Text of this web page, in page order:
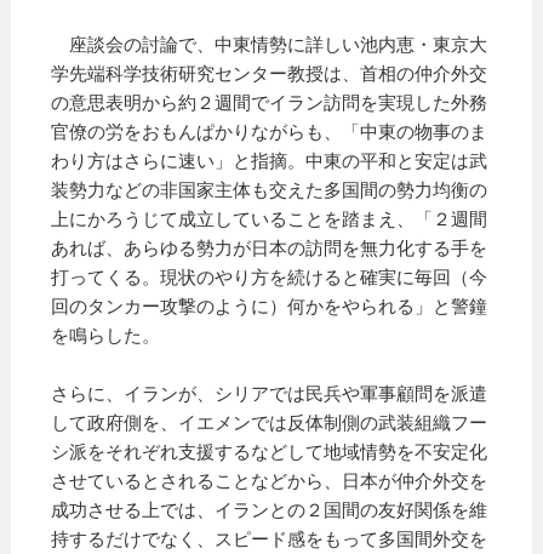
座談会の討論で、中東情勢に詳しい池内恵・東京大
学先端科学技術研究センター教授は、首相の仲介外交
の意思表明から約２週間でイラン訪問を実現した外務
官僚の労をおもんぱかりながらも、「中東の物事のま
わり方はさらに速い」と指摘。中東の平和と安定は武
装勢力などの非国家主体も交えた多国間の勢力均衡の
上にかろうじて成立していることを踏まえ、「２週間
あれば、あらゆる勢力が日本の訪問を無力化する手を
打ってくる。現状のやり方を続けると確実に毎回（今
回のタンカー攻撃のように）何かをやられる」と警鐘
を鳴らした。
さらに、イランが、シリアでは民兵や軍事顧問を派遣
して政府側を、イエメンでは反体制側の武装組織フー
シ派をそれぞれ支援するなどして地域情勢を不安定化
させているとされることなどから、日本が仲介外交を
成功させる上では、イランとの２国間の友好関係を維
持するだけでなく、スピード感をもって多国間外交を